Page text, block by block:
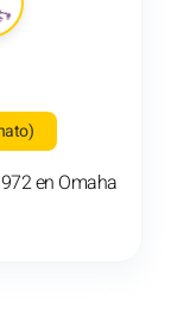
en Omaha